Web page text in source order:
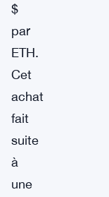
$
par
ETH.
Cet
achat
fait
suite
à
une